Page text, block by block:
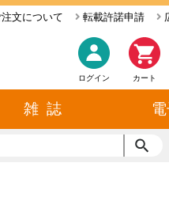
転載許諾申請
注文について
カート
ログイン
雑 誌